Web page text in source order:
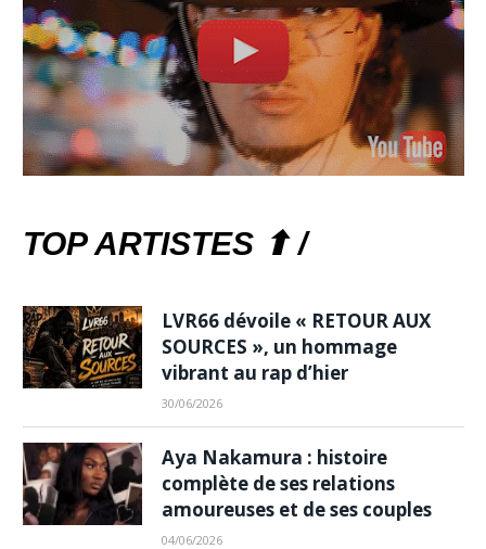
TOP ARTISTES ⬆ /
LVR66 dévoile « RETOUR AUX
SOURCES », un hommage
vibrant au rap d’hier
30/06/2026
Aya Nakamura : histoire
complète de ses relations
amoureuses et de ses couples
04/06/2026